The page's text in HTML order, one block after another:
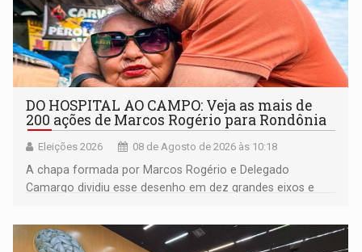
DO HOSPITAL AO CAMPO: Veja as mais de
200 ações de Marcos Rogério para Rondônia
Eleições 2026 08 de Agosto de 2026 às 10:18
A chapa formada por Marcos Rogério e Delegado
Camargo dividiu esse desenho em dez grandes eixos e